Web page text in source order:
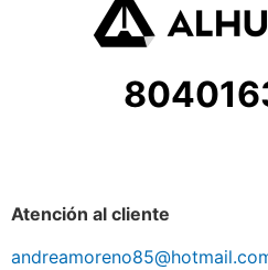
Atención al cliente